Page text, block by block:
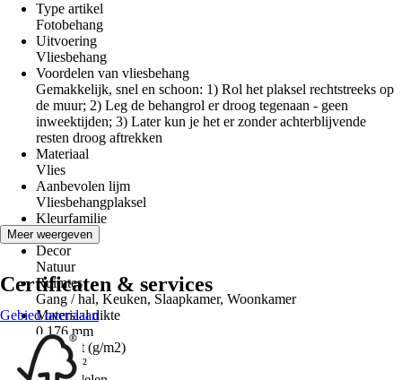
Type artikel
Fotobehang
Uitvoering
Vliesbehang
Voordelen van vliesbehang
Gemakkelijk, snel en schoon: 1) Rol het plaksel rechtstreeks op
de muur; 2) Leg de behangrol er droog tegenaan - geen
inweektijden; 3) Later kun je het er zonder achterblijvende
resten droog aftrekken
Materiaal
Vlies
Aanbevolen lijm
Vliesbehangplaksel
Kleurfamilie
Blauw, Wit
Decor
Natuur
Ruimtes
Gang / hal, Keuken, Slaapkamer, Woonkamer
Materiaal dikte
0,176 mm
Gewicht (g/m2)
175 g/m²
Meer weergeven
Certificaten & services
Gebied overslaan